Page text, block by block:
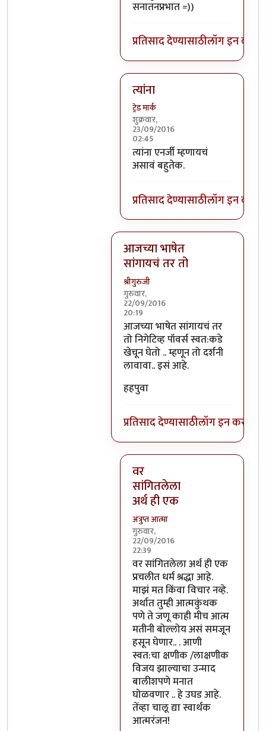
सनातनप्रभात =))
प्रतिसाद देण्यासाठीलॉग इन करा
त्यांना
ट्रेड मार्क
शुक्रवार,
23/09/2016
02:45
In reply toनिगेटिव्ह पाॅवर्स?
त्यांना एनर्जी म्हणायचं
असावं बहुतेक.
प्रतिसाद देण्यासाठीलॉग इन करा
आजच्या भाषेत
सांगायचं तर तो
श्रीगुरुजी
गुरुवार,
22/09/2016
20:19
In reply toआजच्या भाषेत सांगायचं
आजच्या भाषेत सांगायचं तर
तो निगेटिव्ह पॉवर्स स्वत:कडे
खेचून घेतो .. म्हणून तो दर्शनी
लावावा.. इसं आहे.
हहपुवा
प्रतिसाद देण्यासाठीलॉग इन करा
वर
सांगितलेला
अर्थ ही एक
अत्रुप्त आत्मा
गुरुवार,
22/09/2016
22:39
In reply toआजच्या भाषेत सांगायचं
वर सांगितलेला अर्थ ही एक
प्रचलीत धर्म श्रद्धा आहे.
माझं मत किंवा विचार नव्हे.
अर्थात तुम्ही आत्मकुंथक
पणे ते जणू काही मीच आत्म
मतीनी बोल्लोय असं समजून
हसून घेणार.. . आणी
स्वत:चा क्षणीक /लाक्षणीक
विजय झाल्याचा उन्माद
बालीशपणे मनात
घोळवणार .. हे उघड आहे.
तेंव्हा चालू द्या स्वार्थक
आत्मरंजन!